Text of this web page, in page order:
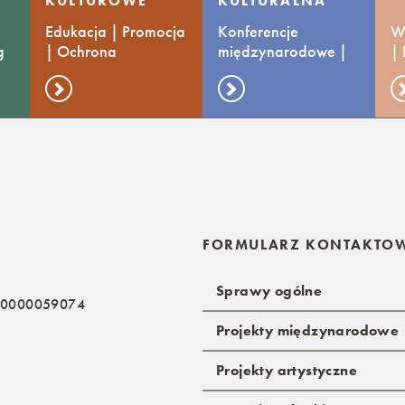
Edukacja | Promocja
| Ochrona
Konferencje
międzynarodowe |
Wymiana praktyk
|
FORMULARZ
Sprawy ogólne
Projekty międzynarodowe
Projekty artystyczne